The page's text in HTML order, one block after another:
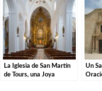
La Iglesia de San Martín
de Tours, una Joya
Un